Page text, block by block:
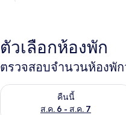
ตัวเลือกห้องพัก
ตรวจสอบจำนวนห้องพั
คืนนี้
ส.ค. 6 - ส.ค. 7
ตรวจสอบจำนวนห้องพักว่างใ